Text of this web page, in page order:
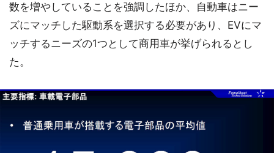
数を増やしていることを強調したほか、自動車はニー
ズにマッチした駆動系を選択する必要があり、EVにマ
ッチするニーズの1つとして商用車が挙げられるとし
た。